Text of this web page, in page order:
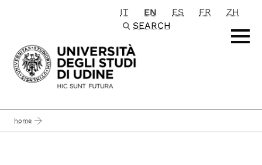
Passa al contenuto principale
IT EN ES FR
ZH
SEARCH
home